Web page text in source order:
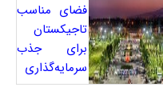
فضای مناسب
تاجیکستان
برای جذب
سرمایه‌گذاری